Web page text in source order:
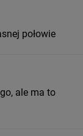
połowie
ale ma to